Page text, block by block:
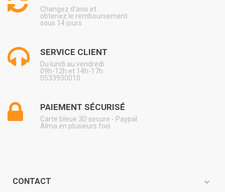
Changez d'avis et
obtenez le remboursement
sous 14 jours
SERVICE CLIENT
Du lundi au vendredi
09h-12h et 14h-17h
0533930010
PAIEMENT SÉCURISÉ
Carte bleue 3D secure - Paypal
Alma en plusieurs fois
CONTACT expand_more